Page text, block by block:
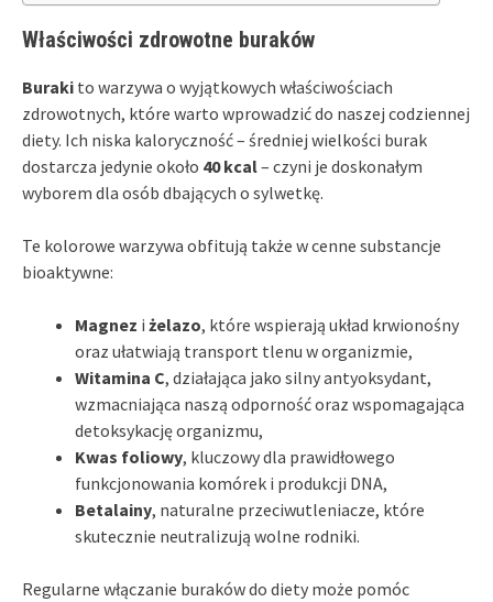
Właściwości zdrowotne buraków
Buraki to warzywa o wyjątkowych właściwościach
zdrowotnych, które warto wprowadzić do naszej codziennej
diety. Ich niska kaloryczność – średniej wielkości burak
dostarcza jedynie około 40 kcal– czyni je doskonałym
wyborem dla osób dbających o sylwetkę.
Te kolorowe warzywa obfitują także w cenne substancje
bioaktywne:
Magnez i żelazo, które wspierają układ krwionośny
oraz ułatwiają transport tlenu w organizmie,
Witamina C, działająca jako silny antyoksydant,
wzmacniająca naszą odporność oraz wspomagająca
detoksykację organizmu,
Kwas foliowy, kluczowy dla prawidłowego
funkcjonowania komórek i produkcji DNA,
Betalainy, naturalne przeciwutleniacze, które
skutecznie neutralizują wolne rodniki.
Regularne włączanie buraków do diety może pomóc